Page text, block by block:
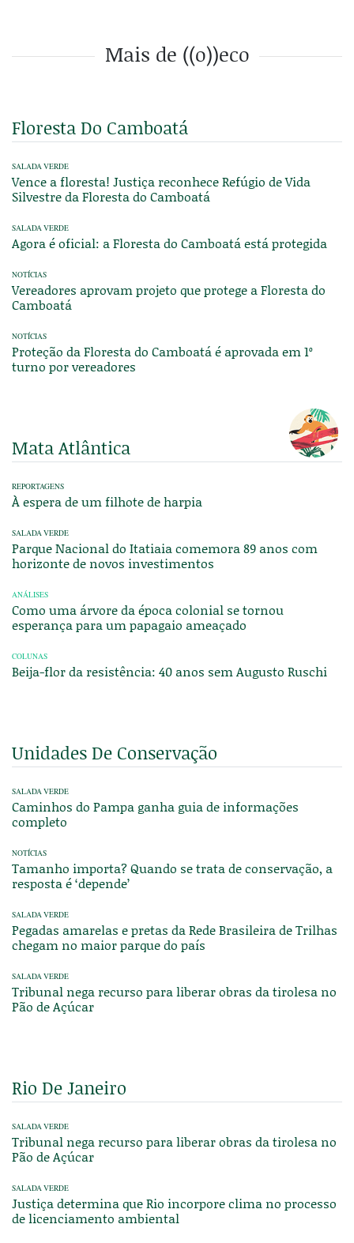
Mais de ((o))eco
Floresta Do Camboatá
SALADA VERDE
Vence a floresta! Justiça reconhece Refúgio de Vida
Silvestre da Floresta do Camboatá
SALADA VERDE
Agora é oficial: a Floresta do Camboatá está protegida
NOTÍCIAS
Vereadores aprovam projeto que protege a Floresta do
Camboatá
NOTÍCIAS
Proteção da Floresta do Camboatá é aprovada em 1º
turno por vereadores
Mata Atlântica
REPORTAGENS
À espera de um filhote de harpia
SALADA VERDE
Parque Nacional do Itatiaia comemora 89 anos com
horizonte de novos investimentos
ANÁLISES
Como uma árvore da época colonial se tornou
esperança para um papagaio ameaçado
COLUNAS
Beija-flor da resistência: 40 anos sem Augusto Ruschi
Unidades De Conservação
SALADA VERDE
Caminhos do Pampa ganha guia de informações
completo
NOTÍCIAS
Tamanho importa? Quando se trata de conservação, a
resposta é ‘depende’
SALADA VERDE
Pegadas amarelas e pretas da Rede Brasileira de Trilhas
chegam no maior parque do país
SALADA VERDE
Tribunal nega recurso para liberar obras da tirolesa no
Pão de Açúcar
Rio De Janeiro
SALADA VERDE
Tribunal nega recurso para liberar obras da tirolesa no
Pão de Açúcar
SALADA VERDE
Justiça determina que Rio incorpore clima no processo
de licenciamento ambiental